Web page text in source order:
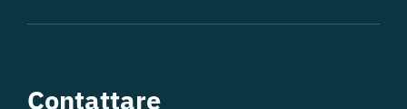
Contattare